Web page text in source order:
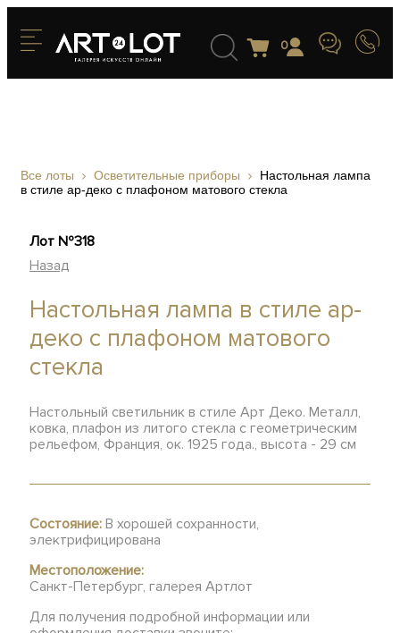
0
Все лоты Осветительные приборы
Настольная лампа
в стиле ар-деко с плафоном матового стекла
Лот №318
Назад
Настольная лампа в стиле ар-
деко с плафоном матового
стекла
Настольный светильник в стиле Арт Деко. Металл,
ковка, плафон из литого стекла с геометрическим
рельефом, Франция, ок. 1925 года., высота - 29 см
Состояние: В хорошей сохранности,
электрифицирована
Местоположение:
Санкт-Петербург, галерея Артлот
Для получения подробной информации или